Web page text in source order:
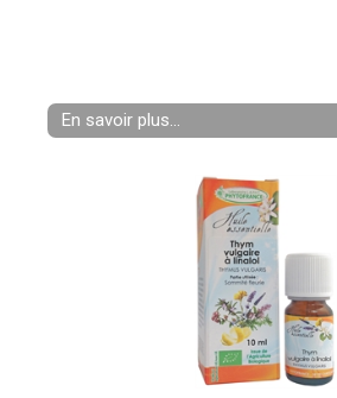
En savoir plus...